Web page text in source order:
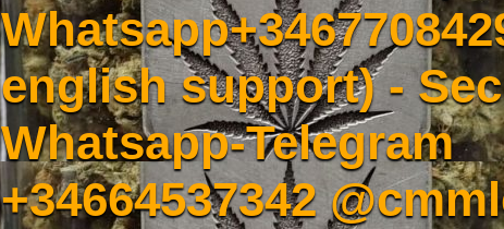
english support) -
Whatsapp-Telegram
+34664537342